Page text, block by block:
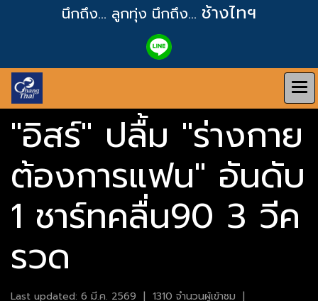
นึกถึง... ลูกทุ่ง นึกถึง... ช้างไทฯ
"อิสร์" ปลื้ม "ร่างกาย
ต้องการแฟน" อันดับ
1 ชาร์ทคลื่น90 3 วีค
รวด
Last updated: 6 มี.ค. 2569 | 1310 จำนวนผู้เข้าชม |